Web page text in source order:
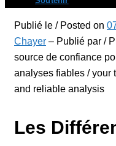
Publié le / Posted on
Chayer – Publié par /
source de confiance
analyses fiables / your
and reliable analysis
Les